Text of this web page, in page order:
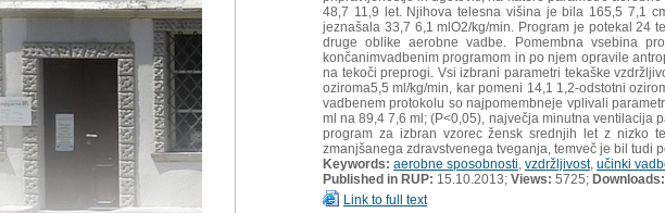
48,7 11,9 let. Njihova telesna višina je bila 165,5 7,1
jeznašala 33,7 6,1 mlO2/kg/min. Program je potekal 24
druge oblike aerobne vadbe. Pomembna vsebina
končanimvadbenim programom in po njem opravile
na tekoči preprogi. Vsi izbrani parametri tekaške
oziroma5,5 ml/kg/min, kar pomeni 14,1 1,2-odstotni
vadbenem protokolu so najpomembneje vplivali
ml na 89,4 7,6 ml; (P<0,05), največja minutna ventilacija
program za izbran vzorec žensk srednjih let z nizko
zmanjšanega zdravstvenega tveganja, temveč je bil tudi
Keywords: aerobne sposobnosti vzdržljivost, učinki
Published in RUP: 15.10.2013; Views: 5725; Downloads:
Link to full text